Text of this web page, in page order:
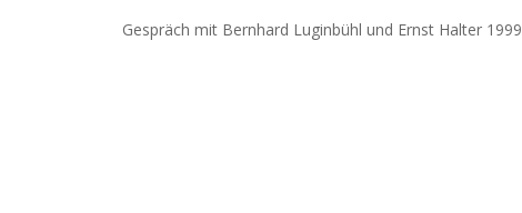
Gespräch mit Bernhard Luginbühl und Ernst Halter 1999